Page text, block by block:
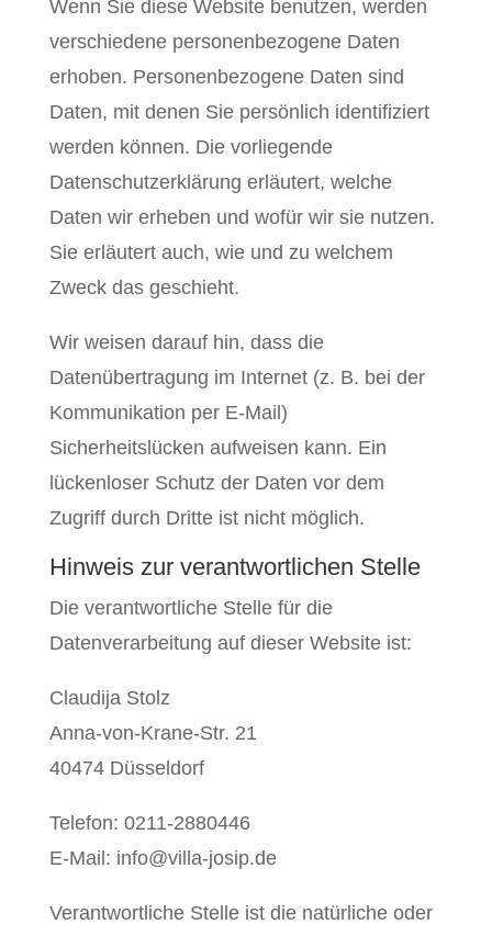
Wenn Sie diese Website benutzen, werden
verschiedene personenbezogene Daten
erhoben. Personenbezogene Daten sind
Daten, mit denen Sie persönlich identifiziert
werden können. Die vorliegende
Datenschutzerklärung erläutert, welche
Daten wir erheben und wofür wir sie nutzen.
Sie erläutert auch, wie und zu welchem
Zweck das geschieht.
Wir weisen darauf hin, dass die
Datenübertragung im Internet (z. B. bei der
Kommunikation per E-Mail)
Sicherheitslücken aufweisen kann. Ein
lückenloser Schutz der Daten vor dem
Zugriff durch Dritte ist nicht möglich.
Hinweis zur verantwortlichen Stelle
Die verantwortliche Stelle für die
Datenverarbeitung auf dieser Website ist:
Claudija Stolz
Anna-von-Krane-Str. 21
40474 Düsseldorf
Telefon: 0211-2880446
E-Mail: info@villa-josip.de
Verantwortliche Stelle ist die natürliche oder